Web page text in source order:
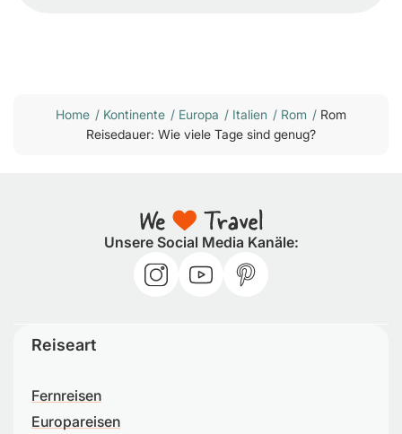
Home / Kontinente / Europa / Italien / Rom / Rom
Reisedauer: Wie viele Tage sind genug?
Unsere Social Media Kanäle:
Reiseart
Fernreisen
Europareisen